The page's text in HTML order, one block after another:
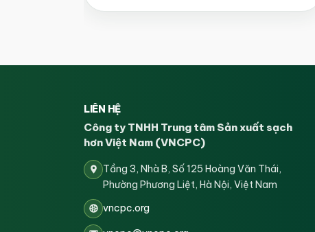
LIÊN HỆ
Công ty TNHH Trung tâm Sản xuất sạch
hơn Việt Nam (VNCPC)
Tầng 3, Nhà B, Số 125 Hoàng Văn Thái,
Phường Phương Liệt, Hà Nội, Việt Nam
vncpc.org